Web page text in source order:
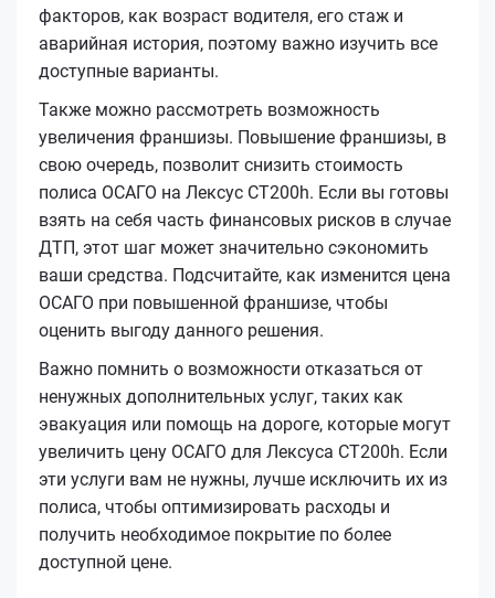
факторов, как возраст водителя, его стаж и
аварийная история, поэтому важно изучить все
доступные варианты.
Также можно рассмотреть возможность
увеличения франшизы. Повышение франшизы, в
свою очередь, позволит снизить стоимость
полиса ОСАГО на Лексус CT200h. Если вы готовы
взять на себя часть финансовых рисков в случае
ДТП, этот шаг может значительно сэкономить
ваши средства. Подсчитайте, как изменится цена
ОСАГО при повышенной франшизе, чтобы
оценить выгоду данного решения.
Важно помнить о возможности отказаться от
ненужных дополнительных услуг, таких как
эвакуация или помощь на дороге, которые могут
увеличить цену ОСАГО для Лексуса CT200h. Если
эти услуги вам не нужны, лучше исключить их из
полиса, чтобы оптимизировать расходы и
получить необходимое покрытие по более
доступной цене.